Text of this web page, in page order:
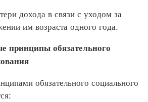
дохода в связи с уходом за
им возраста одного года.
принципы обязательного
обязательного социального